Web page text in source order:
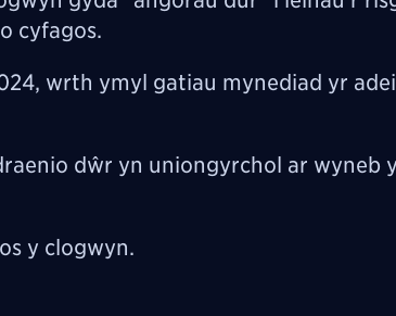
cyfagos.
wrth ymyl gatiau mynediad yr
dŵr yn uniongyrchol ar wyneb y
y clogwyn.